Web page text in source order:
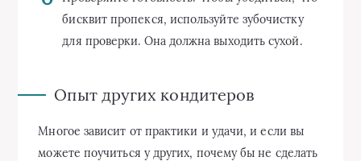
бисквит пропекся, используйте зубочистку
для проверки. Она должна выходить сухой.
Опыт других кондитеров
Многое зависит от практики и удачи, и если вы
можете поучиться у других, почему бы не сделать